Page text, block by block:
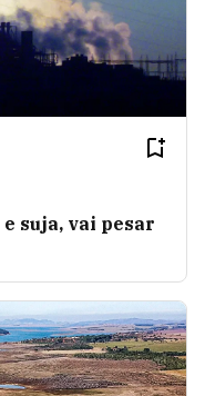
suja, vai pesar